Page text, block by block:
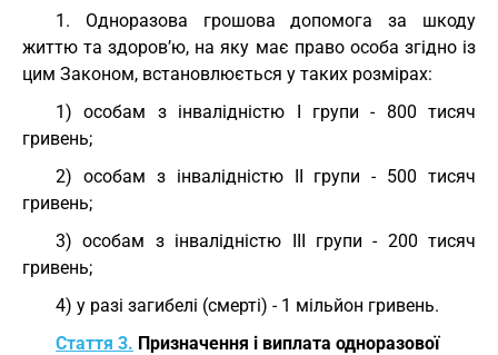
1. Одноразова грошова допомога за шкоду
життю та здоров’ю, на яку має право особа згідно із
цим Законом, встановлюється у таких розмірах:
1) особам з інвалідністю I групи - 800 тисяч
гривень;
2) особам з інвалідністю II групи - 500 тисяч
гривень;
3) особам з інвалідністю III групи - 200 тисяч
гривень;
4) у разі загибелі (смерті) - 1 мільйон гривень.
Стаття 3. Призначення і виплата одноразової